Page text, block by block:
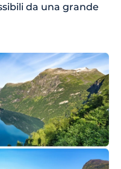
da una grande